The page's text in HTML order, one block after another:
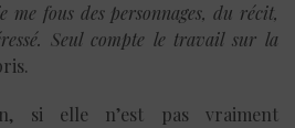
me fous des personnages, du récit,
Seul compte le travail sur la
si elle n’est pas vraiment